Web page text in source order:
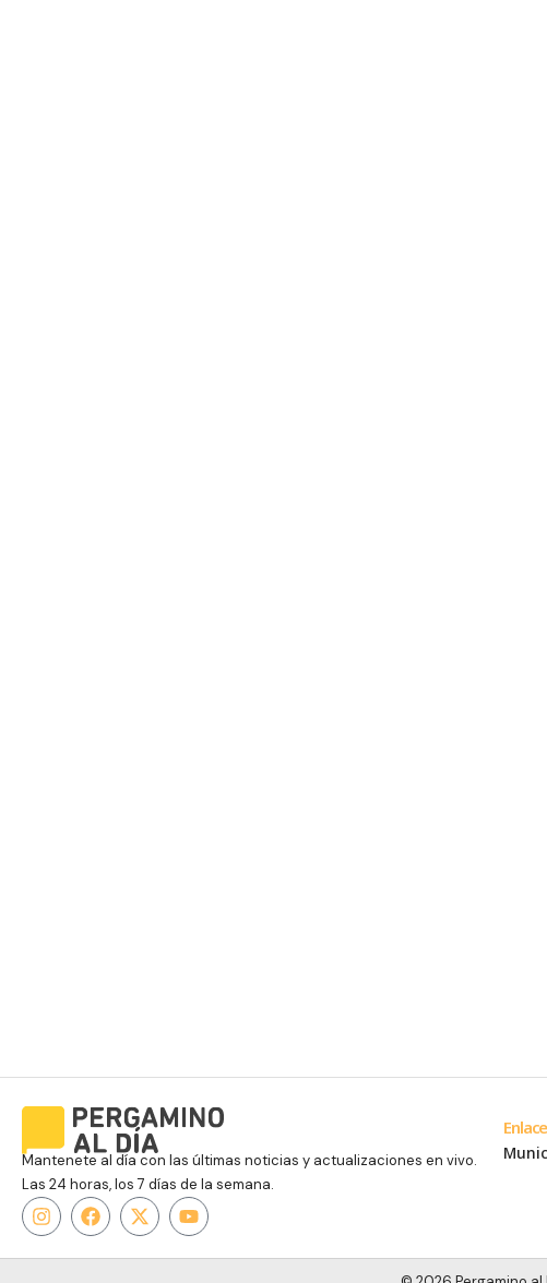
Mantenete al día con las últimas noticias y actualizaciones en vivo.
Las 24 horas, los 7 días de la semana.